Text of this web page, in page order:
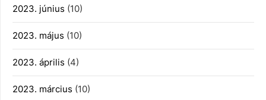
2023. június (10)
2023. május (10)
2023. április (4)
2023. március (10)